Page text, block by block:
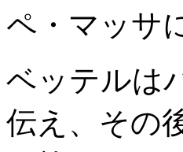
ペ・マッサ
ベッテルは
伝え、その